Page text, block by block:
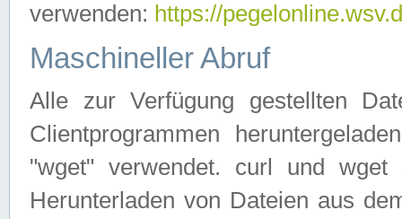
verwenden: https://
Maschineller Abruf
Alle zur Verfügung gestellten
Clientprogrammen
"wget" verwendet. curl und wget
Herunterladen von Dateien aus